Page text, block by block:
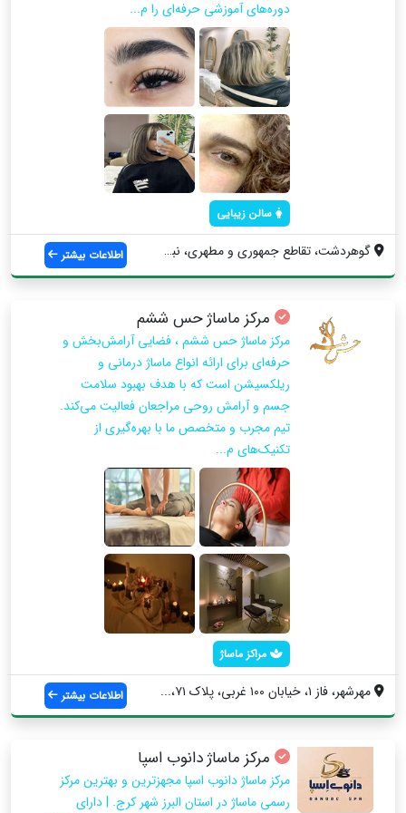
دوره‌های آموزشی حرفه‌ای را م...
سالن زیبایی
گوهردشت، تقاطع جمهوری و مطهری، نبش دهخدا... اطلاعات بیشتر
مرکز ماساژ حس ششم
مرکز ماساژ حس ششم ، فضایی آرامش‌بخش و
حرفه‌ای برای ارائه انواع ماساژ درمانی و
ریلکسیشن است که با هدف بهبود سلامت
جسم و آرامش روحی مراجعان فعالیت می‌کند.
تیم مجرب و متخصص ما با بهره‌گیری از
تکنیک‌های م...
مراکز ماساژ
مهرشهر، فاز ۱، خیابان ۱۰۰ غربی، پلاک ۷۱،... اطلاعات بیشتر
مرکز ماساژ دانوب اسپا
مرکز ماساژ دانوب اسپا مجهزترین و بهترین مرکز
رسمی ماساژ در استان البرز شهر کرج. | دارای